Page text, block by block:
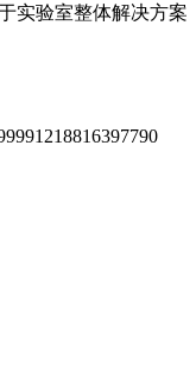
实验室整体解决方案
18816397790